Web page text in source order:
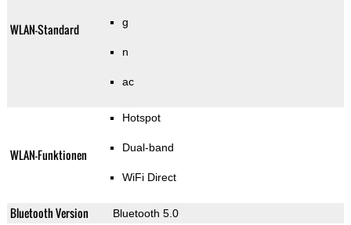
WLAN-Standard g
n
ac
WLAN-Funktionen
Hotspot
Dual-band
WiFi Direct
Bluetooth Version Bluetooth 5.0